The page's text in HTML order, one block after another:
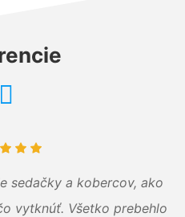
sedačky a kobercov, ako
vytknúť. Všetko prebehlo